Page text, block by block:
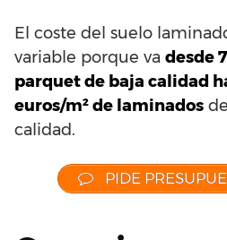
El coste del suelo
variable porque va desde
parquet de baja calidad
euros/m² de laminados
calidad.
PIDE